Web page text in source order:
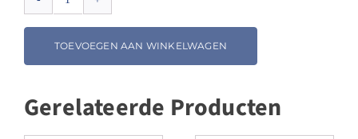
Dermaceutic
Over
TOEVOEGEN AAN WINKELWAGEN
Gerelateerde Producten